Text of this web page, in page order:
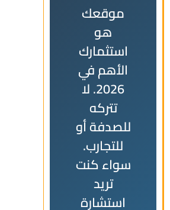
موقعك
هو
استثمارك
الأهم في
2026. لا
تتركه
للصدفة أو
للتجارب.
سواء كنت
تريد
استشارة